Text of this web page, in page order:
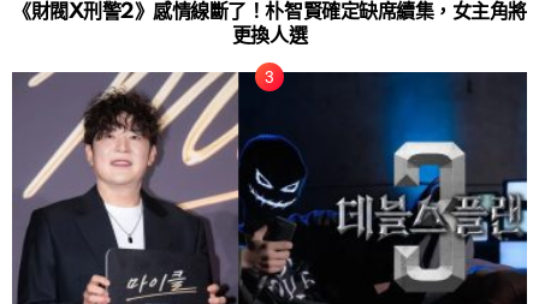
《財閥X刑警2》感情線斷了！朴智賢確定缺席續集，女主角將
更換人選